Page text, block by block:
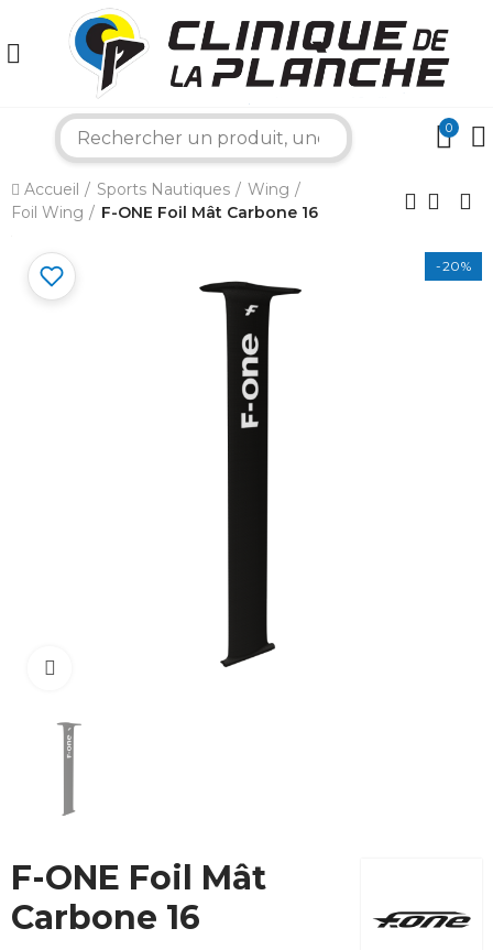
0
Accueil Sports Nautiques
Wing
Foil Wing
F-ONE Foil Mât Carbone 16
-20%
Cliquez pour agrandir
F-ONE Foil Mât
Carbone 16
×
Bonjour ! Je suis votre expert nautique.